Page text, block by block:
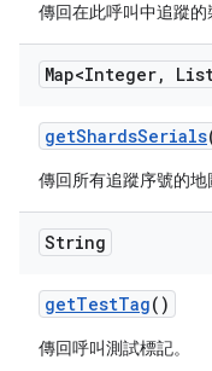
傳回在此呼叫中追蹤
Map<Integer,
getShardsSerials
傳回所有追蹤序號的地
String
getTestTag()
傳回呼叫測試標記。